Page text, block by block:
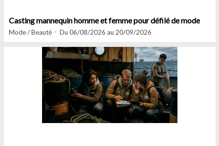
Casting mannequin homme et femme pour défilé de mode
Mode / Beauté Du 06/08/2026 au 20/09/2026